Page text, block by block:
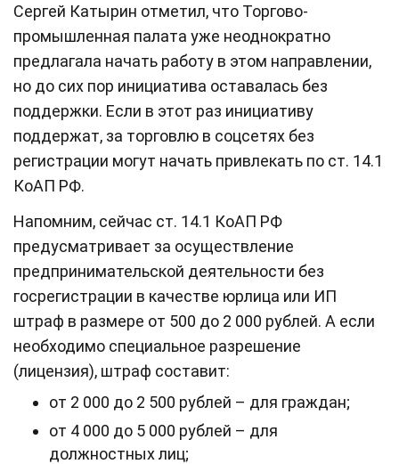
Сергей Катырин отметил, что Торгово-
промышленная палата уже неоднократно
предлагала начать работу в этом направлении,
но до сих пор инициатива оставалась без
поддержки. Если в этот раз инициативу
поддержат, за торговлю в соцсетях без
регистрации могут начать привлекать по ст. 14.1
КоАП РФ.
Напомним, сейчас ст. 14.1 КоАП РФ
предусматривает за осуществление
предпринимательской деятельности без
госрегистрации в качестве юрлица или ИП
штраф в размере от 500 до 2 000 рублей. А если
необходимо специальное разрешение
(лицензия), штраф составит:
от 2 000 до 2 500 рублей – для граждан;
от 4 000 до 5 000 рублей – для
должностных лиц;